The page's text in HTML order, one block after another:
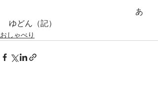
あ
ゆどん（記）
おしゃべり